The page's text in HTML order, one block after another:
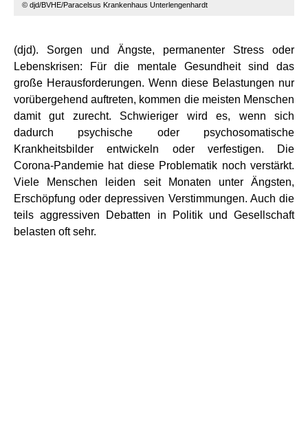
© djd/BVHE/Paracelsus Krankenhaus Unterlengenhardt
(djd). Sorgen und Ängste, permanenter Stress oder
Lebenskrisen: Für die mentale Gesundheit sind das
große Herausforderungen. Wenn diese Belastungen nur
vorübergehend auftreten, kommen die meisten Menschen
damit gut zurecht. Schwieriger wird es, wenn sich
dadurch psychische oder psychosomatische
Krankheitsbilder entwickeln oder verfestigen. Die
Corona-Pandemie hat diese Problematik noch verstärkt.
Viele Menschen leiden seit Monaten unter Ängsten,
Erschöpfung oder depressiven Verstimmungen. Auch die
teils aggressiven Debatten in Politik und Gesellschaft
belasten oft sehr.